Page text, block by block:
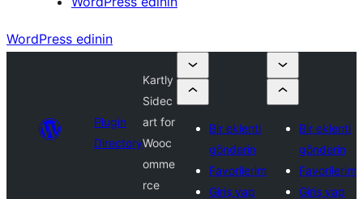
WordPress edinin
Plugin
Directory
Kartly
Sidec
art for
Wooc
omme
rce
Bir eklenti
gönderin
Favorilerim
Giriş yap
Bir eklenti
gönderin
Favorilerim
Giriş yap